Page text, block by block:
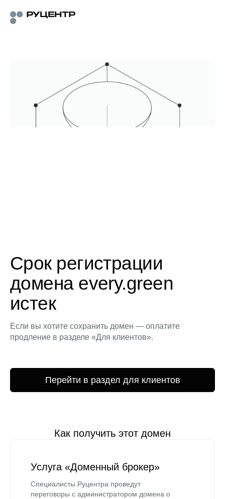
Срок регистрации
домена every.green
истек
Если вы хотите сохранить домен — оплатите
продление в разделе «Для клиентов».
Перейти в раздел для клиентов
Как получить этот домен
Услуга «Доменный брокер»
Специалисты Руцентра проведут
переговоры с администратором домена о